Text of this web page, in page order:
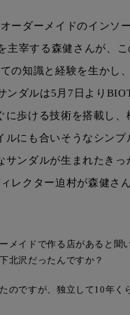
ーダーメイドのインソ
主宰する森健さんが、
の知識と経験を生かし
ンダルは5月7日より
に歩ける技術を搭載し、
ルにも合いそうなシンプ
サンダルが生まれたきっ
レクター迫村が森健さ
イドで作る店があると聞
北沢だったんですか？
ですが、独立して10年く